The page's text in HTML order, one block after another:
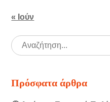
« Ιούν
Πρόσφατα άρθρα